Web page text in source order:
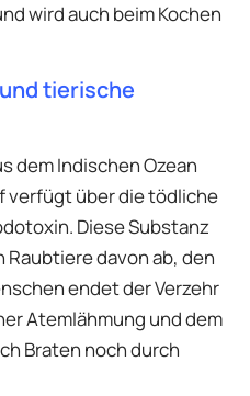
wird auch beim Kochen
tierische
dem Indischen Ozean
verfügt über die tödliche
Diese Substanz
davon ab, den
endet der Verzehr
Atemlähmung und dem
Braten noch durch